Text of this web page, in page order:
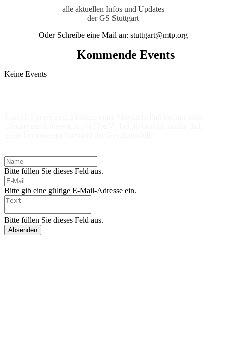
alle aktuellen Infos und Updates
der GS Stuttgart
Oder Schreibe eine Mail an: stuttgart@mtp.org
Kommende Events
Keine Events
Bitte füllen Sie dieses Feld aus.
Bitte gib eine gültige E-Mail-Adresse ein.
Bitte füllen Sie dieses Feld aus.
Absenden